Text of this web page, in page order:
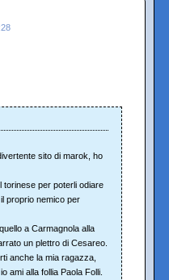
sito di marok, ho
torinese per poterli odiare
proprio nemico per
a Carmagnola alla
un plettro di Cesareo.
anche la mia ragazza,
ami alla follia Paola Folli.